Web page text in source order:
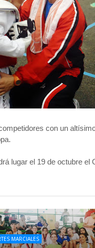
con un
lugar el 19 de octubre el
MARCIALES